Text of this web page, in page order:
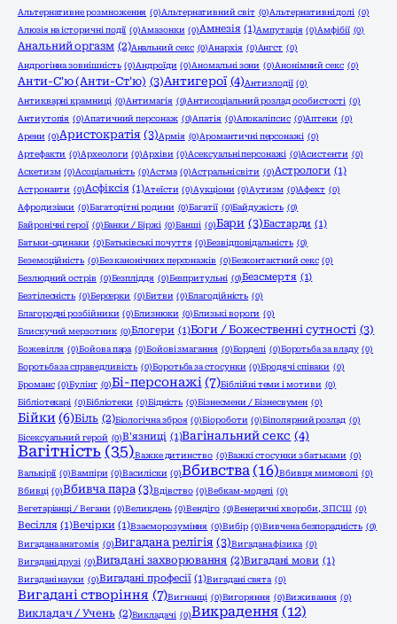
Альтернативне розмноження (0)Альтернативний світ (0)Альтернативні долі (0)
Алюзія на історичні події (0)Амазонки (0)Амнезія (1)Ампутація (0)Амфібії (0)
Анальний оргазм (2)Анальний секс (0)Анархія (0)Ангст (0)
Андрогінна зовнішність (0)Андроїди (0)Аномальні зони (0)Анонімний секс (0)
Анти-С'ю (Анти-Ст'ю) (3)Антигерої (4)Антизлодії (0)
Антикварні крамниці (0)Антимагія (0)Антисоціальний розлад особистості (0)
Антиутопія (0)Апатичний персонаж (0)Апатія (0)Апокаліпсис (0)Аптеки (0)
Арени (0)Аристократія (3)Армія (0)Аромантичні персонажі (0)
Артефакти (0)Археологи (0)Архіви (0)Асексуальні персонажі (0)Асистенти (0)
Аскетизм (0)Асоціальність (0)Астма (0)Астральні світи (0)Астрологи (1)
Астронавти (0)Асфіксія (1)Атеїсти (0)Аукціони (0)Аутизм (0)Афект (0)
Афродизіаки (0)Багатодітні родини (0)Багатії (0)Байдужість (0)
Байронічні герої (0)Банки / Біржі (0)Банші (0)Бари (3)Бастарди (1)
Батьки-одинаки (0)Батьківські почуття (0)Безвідповідальність (0)
Беземоційність (0)Без канонічних персонажів (0)Безконтактний секс (0)
Безлюдний острів (0)Безпліддя (0)Безпритульні (0)Безсмертя (1)
Безтілесність (0)Берсерки (0)Битви (0)Благодійність (0)
Благородні розбійники (0)Близнюки (0)Близькі вороги (0)
Блискучий мерзотник (0)Блогери (1)Боги / Божественні сутності (3)
Божевілля (0)Бойова пара (0)Бойові змагання (0)Борделі (0)Боротьба за владу (0)
Боротьба за справедливість (0)Боротьба за стосунки (0)Бродячі співаки (0)
Броманс (0)Булінг (0)Бі-персонажі (7)Біблійні теми і мотиви (0)
Бібліотекарі (0)Бібліотеки (0)Бідність (0)Бізнесмени / Бізнесвумен (0)
Бійки (6)Біль (2)Біологічна зброя (0)Біороботи (0)Біполярний розлад (0)
Бісексуальний герой (0)В'язниці (1)Вагінальний секс (4)
Вагітність (35)Важке дитинство (0)Важкі стосунки з батьками (0)
Валькірії (0)Вампіри (0)Василіски (0)Вбивства (16)Вбивця мимоволі (0)
Вбивці (0)Вбивча пара (3)Вдівство (0)Вебкам-моделі (0)
Вегетаріанці / Вегани (0)Великдень (0)Вендіго (0)Венеричні хвороби, ЗПСШ (0)
Весілля (1)Вечірки (1)Взаєморозуміння (0)Вибір (0)Вивчена безпорадність (0)
Вигадана анатомія (0)Вигадана релігія (3)Вигадана фізика (0)
Вигадані друзі (0)Вигадані захворювання (2)Вигадані мови (1)
Вигадані науки (0)Вигадані професії (1)Вигадані свята (0)
Вигадані створіння (7)Вигнанці (0)Вигоряння (0)Виживання (0)
Викладач / Учень (2)Викладачі (0)Викрадення (12)